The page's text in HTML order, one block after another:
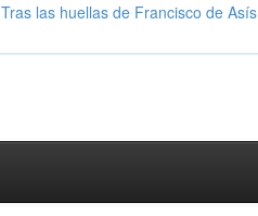
Tras las huellas de Francisco de Asís